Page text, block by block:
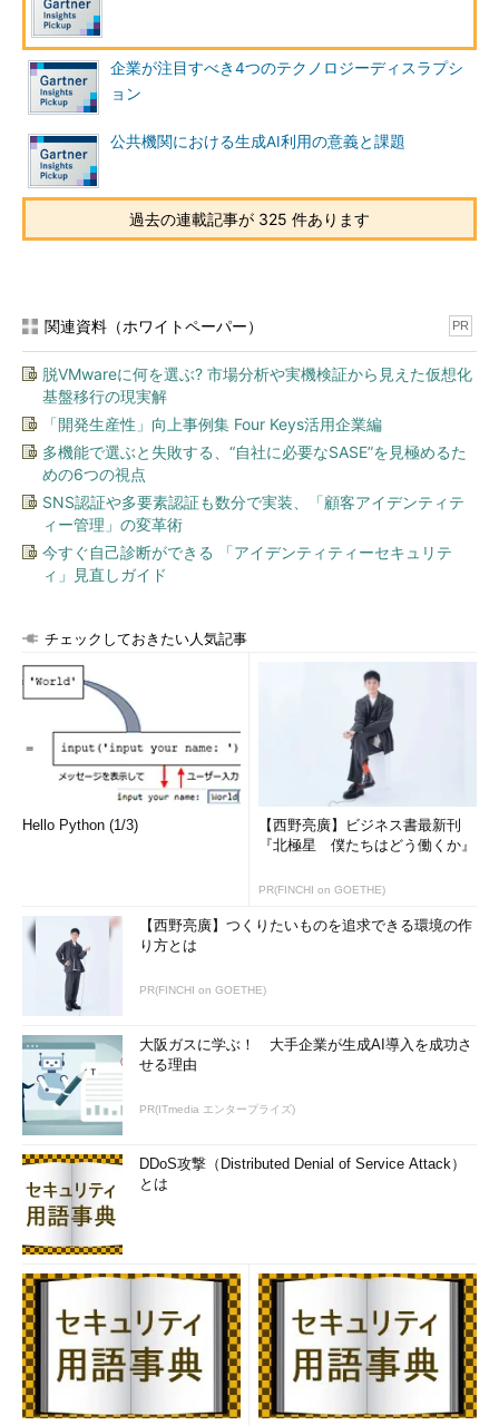
企業が注目すべき4つのテクノロジーディスラプシ
ョン
公共機関における生成AI利用の意義と課題
過去の連載記事が 325 件あります
関連資料（ホワイトペーパー） PR
脱VMwareに何を選ぶ? 市場分析や実機検証から見えた仮想化
基盤移行の現実解
「開発生産性」向上事例集 Four Keys活用企業編
多機能で選ぶと失敗する、“自社に必要なSASE”を見極めるた
めの6つの視点
SNS認証や多要素認証も数分で実装、「顧客アイデンティテ
ィー管理」の変革術
今すぐ自己診断ができる 「アイデンティティーセキュリテ
ィ」見直しガイド
チェックしておきたい人気記事
Hello Python (1/3)
【西野亮廣】ビジネス書最新刊
『北極星 僕たちはどう働くか』
PR(FINCHI on GOETHE)
【西野亮廣】つくりたいものを追求できる環境の作
り方とは
PR(FINCHI on GOETHE)
大阪ガスに学ぶ！ 大手企業が生成AI導入を成功さ
せる理由
PR(ITmedia エンタープライズ)
DDoS攻撃（Distributed Denial of Service Attack）
とは